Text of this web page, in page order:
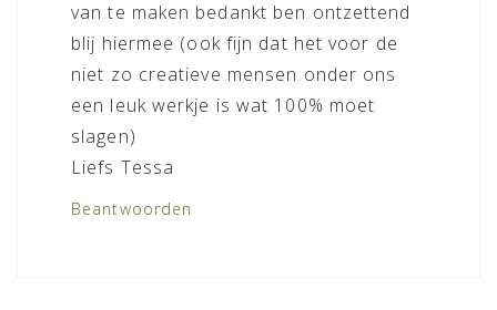
van te maken bedankt ben ontzettend
blij hiermee (ook fijn dat het voor de
niet zo creatieve mensen onder ons
een leuk werkje is wat 100% moet
slagen)
Liefs Tessa
Beantwoorden